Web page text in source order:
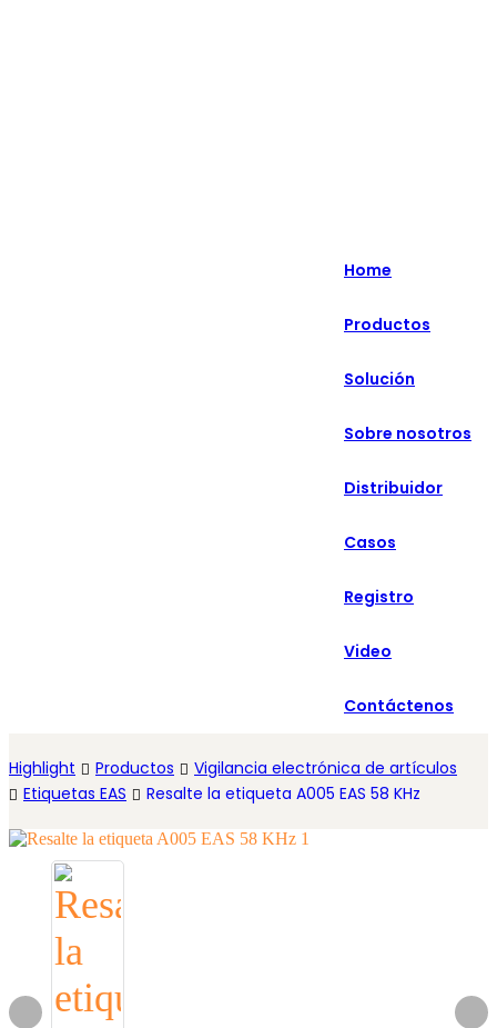
русский
Español
Home
Productos
Solución
Sobre nosotros
Distribuidor
Casos
Registro
Video
Contáctenos
Highlight Productos
Vigilancia electrónica de artículos
Etiquetas EAS
Resalte la etiqueta A005 EAS 58 KHz